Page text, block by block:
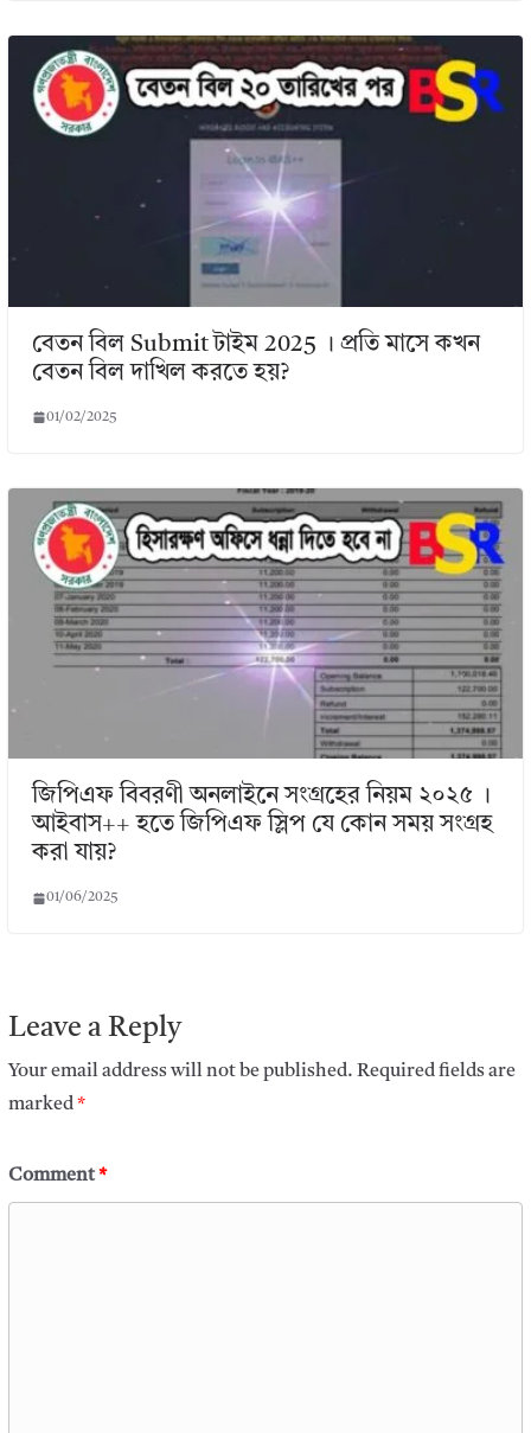
বেতন বিল Submit টাইম 2025 । প্রতি মাসে কখন
বেতন বিল দাখিল করতে হয়?
01/02/2025
জিপিএফ বিবরণী অনলাইনে সংগ্রহের নিয়ম ২০২৫ ।
আইবাস++ হতে জিপিএফ স্লিপ যে কোন সময় সংগ্রহ
করা যায়?
01/06/2025
Leave a Reply
Your email address will not be published. Required fields are
marked*
Comment*